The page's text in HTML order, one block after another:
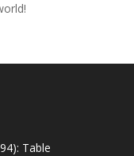
Table